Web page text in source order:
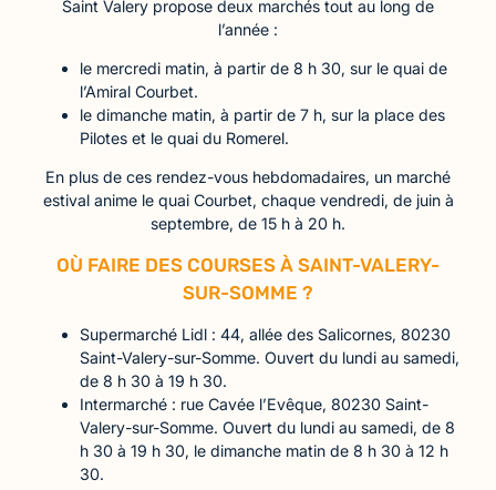
Saint Valery propose deux marchés tout au long de
l’année :
le mercredi matin, à partir de 8 h 30, sur le quai de
l’Amiral Courbet.
le dimanche matin, à partir de 7 h, sur la place des
Pilotes et le quai du Romerel.
En plus de ces rendez-vous hebdomadaires, un marché
estival anime le quai Courbet, chaque vendredi, de juin à
septembre, de 15 h à 20 h.
OÙ FAIRE DES COURSES À SAINT-VALERY-
SUR-SOMME ?
Supermarché Lidl : 44, allée des Salicornes, 80230
Saint-Valery-sur-Somme. Ouvert du lundi au samedi,
de 8 h 30 à 19 h 30.
Intermarché : rue Cavée l’Evêque, 80230 Saint-
Valery-sur-Somme. Ouvert du lundi au samedi, de 8
h 30 à 19 h 30, le dimanche matin de 8 h 30 à 12 h
30.